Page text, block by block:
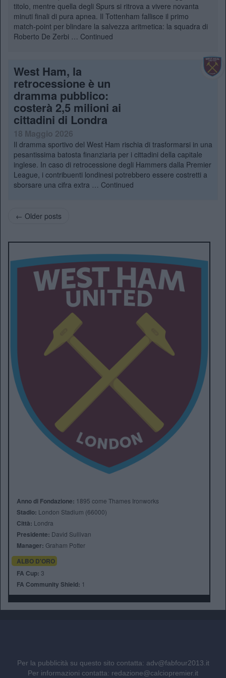
titolo, mentre quella degli Spurs si ritrova a vivere novanta
minuti finali di pura apnea. Il Tottenham fallisce il primo
match-point per blindare la salvezza aritmetica: la squadra di
Roberto De Zerbi … Continued
West Ham, la
retrocessione è un
dramma pubblico:
costerà 2,5 milioni ai
cittadini di Londra
18 Maggio 2026
Il dramma sportivo del West Ham rischia di trasformarsi in una
pesantissima batosta finanziaria per i cittadini della capitale
inglese. In caso di retrocessione degli Hammers dalla Premier
League, i contribuenti londinesi potrebbero essere costretti a
sborsare una cifra extra … Continued
← Older posts
Anno di Fondazione: 1895 come Thames Ironworks
Stadio: London Stadium (66000)
Città: Londra
Presidente: David Sullivan
Manager: Graham Potter
ALBO D'ORO
FA Cup: 3
FA Community Shield: 1
Per la pubblicità su questo sito contatta: adv@fabfour2013.it
Per informazioni contatta: redazione@calciopremier.it